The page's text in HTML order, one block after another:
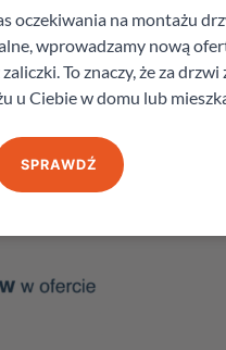
oczekiwania na montażu
wprowadzamy nową
To znaczy, że za drzwi
u Ciebie w domu lub
SPRAWDŹ